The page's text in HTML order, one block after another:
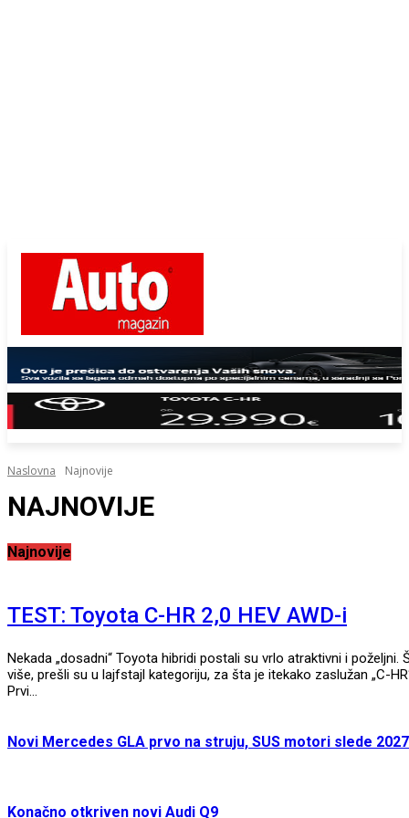
Naslovna Najnovije
NAJNOVIJE
Najnovije
TEST: Toyota C-HR 2,0 HEV AWD-i
Nekada „dosadni“ Toyota hibridi postali su vrlo atraktivni i poželjni.
više, prešli su u lajfstajl kategoriju, za šta je itekako zaslužan „C-
Prvi...
Novi Mercedes GLA prvo na struju, SUS motori slede
Konačno otkriven novi Audi Q9